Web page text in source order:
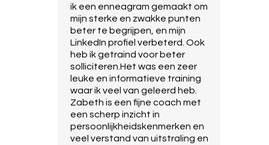
ik een enneagram gemaakt om
mijn sterke en zwakke punten
beter te begrijpen, en mijn
LinkedIn profiel verbeterd. Ook
heb ik getraind voor beter
solliciteren.Het was een zeer
leuke en informatieve training
waar ik veel van geleerd heb.
Zabeth is een fijne coach met
een scherp inzicht in
persoonlijkheidskenmerken en
veel verstand van uitstraling en